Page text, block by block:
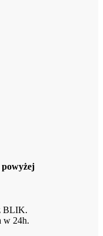
BLIK.
w 24h.